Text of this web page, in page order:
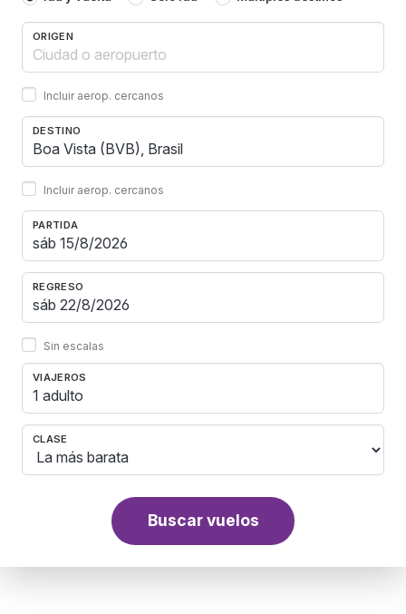
ORIGEN
Incluir aerop. cercanos
DESTINO
Incluir aerop. cercanos
PARTIDA
REGRESO
Sin escalas
VIAJEROS
1 adulto
CLASE
Buscar vuelos